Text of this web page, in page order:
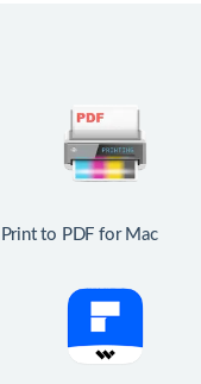
Print to PDF for Mac